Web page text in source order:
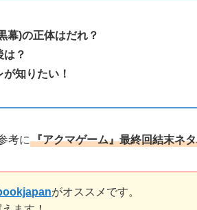
幕)の正体はだれ？
は？
知りたい！
考に 『アクマゲーム』最終回結末ネ
がオススメです。